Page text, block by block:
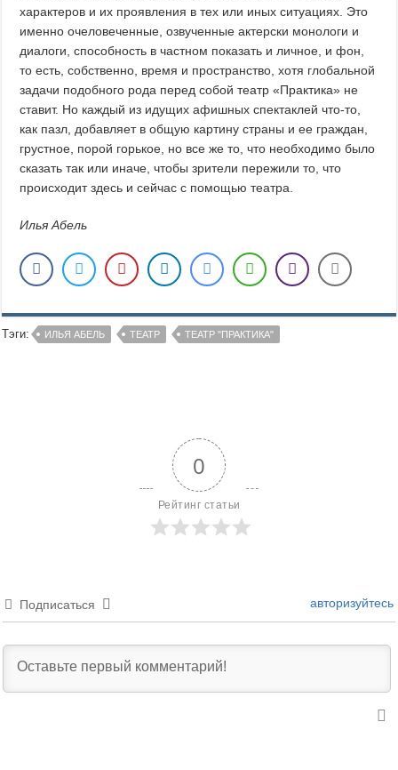
характеров и их проявления в тех или иных ситуациях. Это
именно очеловеченные, озвученные актерски монологи и
диалоги, способность в частном показать и личное, и фон,
то есть, собственно, время и пространство, хотя глобальной
задачи подобного рода перед собой театр «Практика» не
ставит. Но каждый из идущих афишных спектаклей что-то,
как пазл, добавляет в общую картину страны и ее граждан,
грустное, порой горькое, но все же то, что необходимо было
сказать так или иначе, чтобы зрители пережили то, что
происходит здесь и сейчас с помощью театра.
Илья Абель
Тэги: ИЛЬЯ АБЕЛЬ ТЕАТР ТЕАТР "ПРАКТИКА"
0
Рейтинг статьи
Подписаться авторизуйтесь